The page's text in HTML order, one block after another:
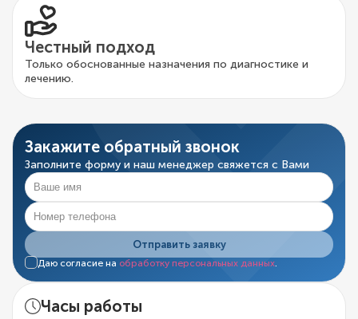
Честный подход
Только обоснованные назначения по диагностике и
лечению.
Закажите обратный звонок
Заполните форму и наш менеджер свяжется с Вами
Отправить заявку
Даю согласие на обработку персональных данных.
Часы работы